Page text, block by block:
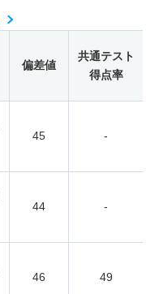
偏差値
共通テスト
得点率
45 -
44 -
46 49